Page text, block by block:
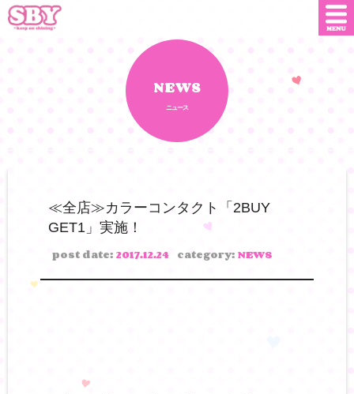
NEWS
ニュース
≪全店≫カラーコンタクト「2BUY
GET1」実施！
post date: 2017.12.24 category: NEWS